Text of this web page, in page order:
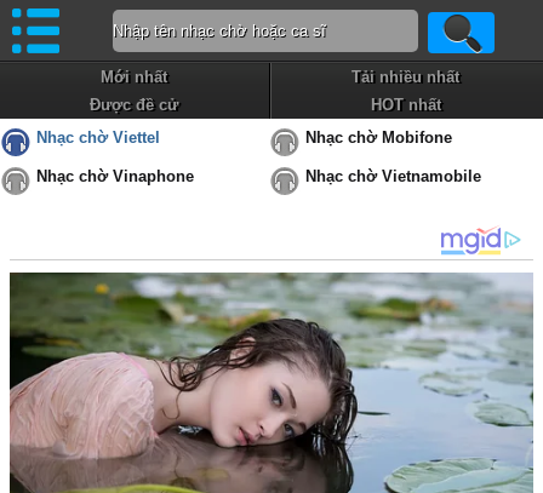
Mới nhất
Tải nhiều nhất
Được đề cử
HOT nhất
Nhạc chờ Viettel
Nhạc chờ Mobifone
Nhạc chờ Vinaphone Nhạc chờ Vietnamobile